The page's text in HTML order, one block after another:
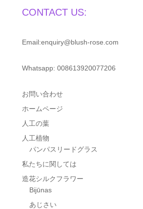
CONTACT US:
Email:enquiry@blush-rose.com
Whatsapp: 008613920077206
お問い合わせ
ホームページ
人工の葉
人工植物
パンパスリードグラス
私たちに関しては
造花シルクフラワー
Bijūnas
あじさい